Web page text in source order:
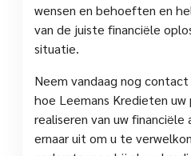
wensen en behoeften en
van de juiste financiële
situatie.
Neem vandaag nog
hoe Leemans Kredieten
realiseren van uw financiële
ernaar uit om u te